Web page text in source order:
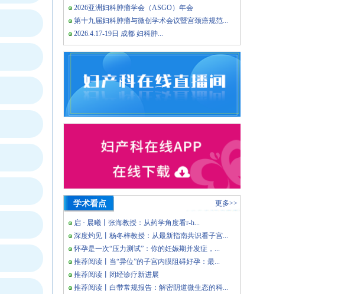
2026亚洲妇科肿瘤学会（ASGO）年会
第十九届妇科肿瘤与微创学术会议暨宫颈癌规范...
2026.4.17-19日 成都 妇科肿...
学术看点 更多>>
启 · 晨曦丨张海教授：从药学角度看r-h...
深度灼见丨杨冬梓教授：从最新指南共识看子宫...
怀孕是一次“压力测试”：你的妊娠期并发症，...
推荐阅读丨当“异位”的子宫内膜阻碍好孕：最...
推荐阅读丨闭经诊疗新进展
推荐阅读丨白带常规报告：解密阴道微生态的科...